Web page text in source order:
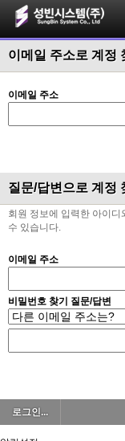
이메일 주소로 계정
이메일 주소
질문/답변으로 계정
회원 정보에 입력한 아이
수 있습니다.
이메일 주소
비밀번호 찾기 질문/답변
로그인...